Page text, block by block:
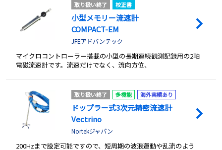
取り扱い終了 校正書
小型メモリー流速計
COMPACT-EM
JFEアドバンテック
マイクロコントローラー搭載の小型の長期連続観測記録用の2軸
電磁流速計です。流速だけでなく、流向方位、
取り扱い終了 多機能 海外実績あり
ドップラー式3次元精密流速計
Vectrino
Nortekジャパン
200Hzまで設定可能ですので、短周期の波浪運動や乱流のよう